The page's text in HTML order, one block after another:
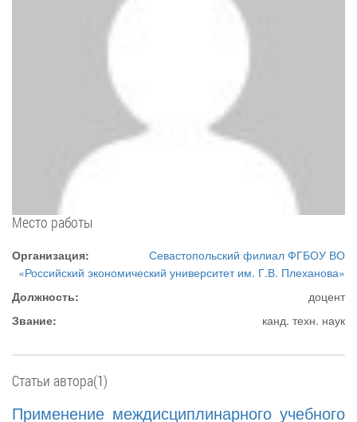
Место работы
Организация:
Севастопольский филиал ФГБОУ ВО
«Российский экономический университет им. Г.В. Плеханова»
Должность:
доцент
Звание:
канд. техн. наук
Статьи автора(1)
Применение междисциплинарного учебного